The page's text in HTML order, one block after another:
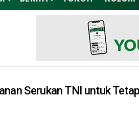
Serukan TNI untuk